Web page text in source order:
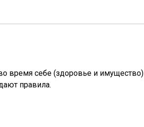
время себе (здоровье и имущество)
правила.